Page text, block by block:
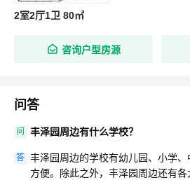
2室2厅1卫 80㎡
咨询户型房源
问答
问 丰泽园周边有什么学校？
答 丰泽园周边的学校有幼儿园、小学
方便。除此之外，丰泽园周边还有